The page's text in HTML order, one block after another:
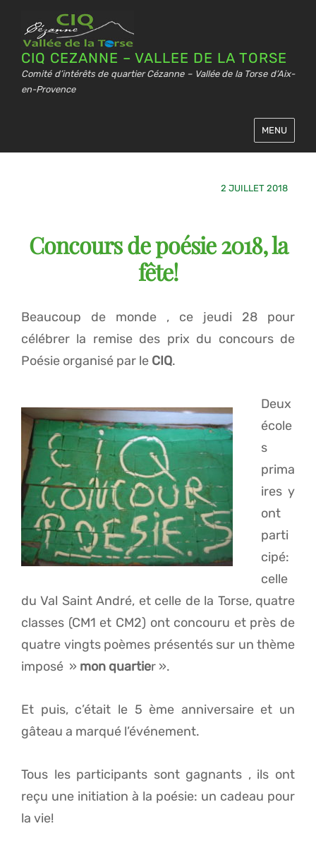
CIQ CEZANNE – VALLEE DE LA TORSE
Comité d’intérêts de quartier Cézanne – Vallée de la Torse d’Aix-
en-Provence
MENU
2 JUILLET 2018
Concours de poésie 2018, la
fête!
Beaucoup de monde , ce jeudi 28 pour
célébrer la remise des prix du concours de
Poésie organisé par le CIQ.
Deux
école
s
prima
ires y
ont
parti
cipé:
celle
du Val Saint André, et celle de la Torse, quatre
classes (CM1 et CM2) ont concouru et près de
quatre vingts poèmes présentés sur un thème
imposé » mon quartier ».
Et puis, c’était le 5 ème anniversaire et un
gâteau a marqué l’événement.
Tous les participants sont gagnants , ils ont
reçu une initiation à la poésie: un cadeau pour
la vie!